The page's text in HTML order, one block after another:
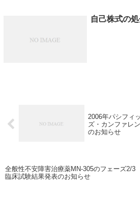
自己株式の
2006年パシフィ
ズ・カンファレ
のお知らせ
全般性不安障害治療薬MN-305のフェーズ2/3
臨床試験結果発表のお知らせ